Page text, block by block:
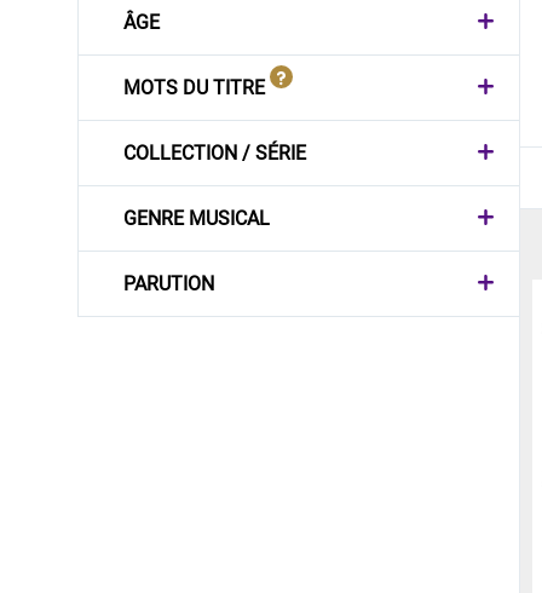
ÂGE
MOTS DU TITRE
COLLECTION / SÉRIE
GENRE MUSICAL
PARUTION